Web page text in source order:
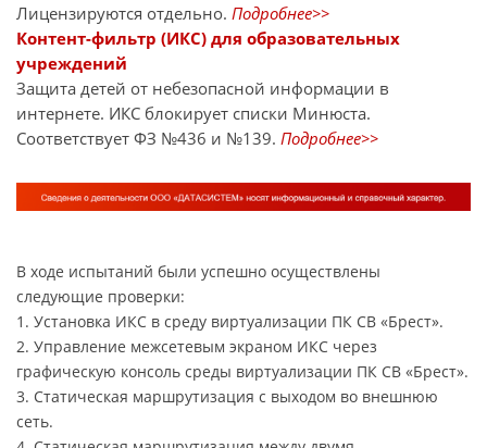
Лицензируются отдельно. Подробнее>>
Контент-фильтр (ИКС) для образовательных
учреждений
Защита детей от небезопасной информации в
интернете. ИКС блокирует списки Минюста.
Соответствует ФЗ №436 и №139. Подробнее>>
В ходе испытаний были успешно осуществлены
следующие проверки:
1. Установка ИКС в среду виртуализации ПК СВ «Брест».
2. Управление межсетевым экраном ИКС через
графическую консоль среды виртуализации ПК СВ «Брест».
3. Статическая маршрутизация с выходом во внешнюю
сеть.